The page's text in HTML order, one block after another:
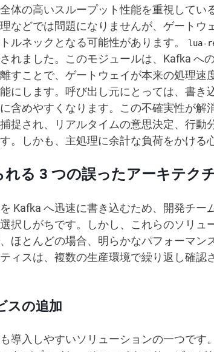
体の高いスループット性能を重視してい
などでは問題になりませんが、ゲートウ
ルネックとなる可能性があります。
lua-
れました。このモジュールは、Kafka へ
すことで、ゲートウェイが本来の処理速
にします。呼び出し元にとっては、書き
含めやすくなります。この不確実性が解
捉され、リアルタイムの意思決定、行動
。しかも、主処理に余計な負荷をかける
れる 3 つの誤ったアーキテク
Kafka へ迅速に書き込むため、開発チー
択しがちです。しかし、これらのソリュ
ほとんどの場合、明らかなパフォーマン
ィスは、複数の生産環境で繰り返し確認
スの追加
導入しやすいソリューションの一つです